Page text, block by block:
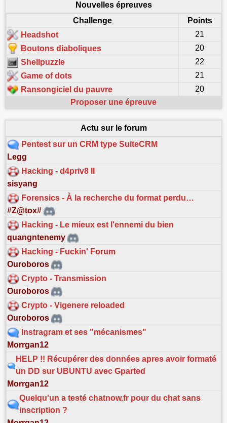
Nouvelles épreuves
Challenge
Points
Headshot
21
Boutons diaboliques
20
Shellpuzzle
22
Game of dots
21
Ransongiciel du pauvre
20
Proposer une épreuve
Actu sur le forum
Pentest sur un CRM type SuiteCRM
Legg
Hacking - d4priv8 II
sisyang
Forensics - À la recherche du format perdu…
#Z@tox#
Hacking - Le mieux est l'ennemi du bien
quangntenemy
Hacking - Fuckin' Forum
Ouroboros
Crypto - Transmission
Ouroboros
Crypto - Vigenere reloaded
Ouroboros
Instragram et ses "mécanismes"
Morrgan12
HELP !! Récupérer des données apres avoir formaté
un DD sur UBUNTU avec Gparted
Morrgan12
Quelqu'un a testé chatnow.fr pour du chat sans
inscription ?